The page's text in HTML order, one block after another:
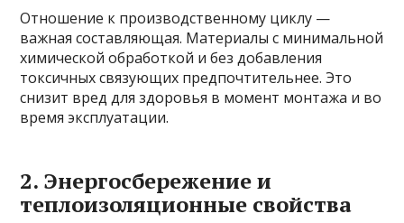
Отношение к производственному циклу —
важная составляющая. Материалы с минимальной
химической обработкой и без добавления
токсичных связующих предпочтительнее. Это
снизит вред для здоровья в момент монтажа и во
время эксплуатации.
2. Энергосбережение и
теплоизоляционные свойства